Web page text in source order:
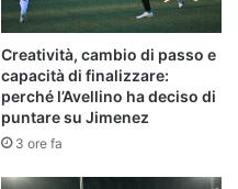
Creatività, cambio di passo e
capacità di finalizzare:
perché l’Avellino ha deciso di
puntare su Jimenez
3 ore fa